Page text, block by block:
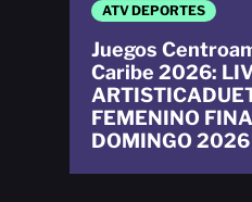
ATV DEPORTES
Juegos
Caribe 2026:
FEMENINO
DOMINGO 2026